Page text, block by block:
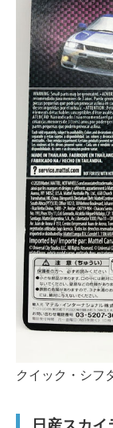
クイック・シフ